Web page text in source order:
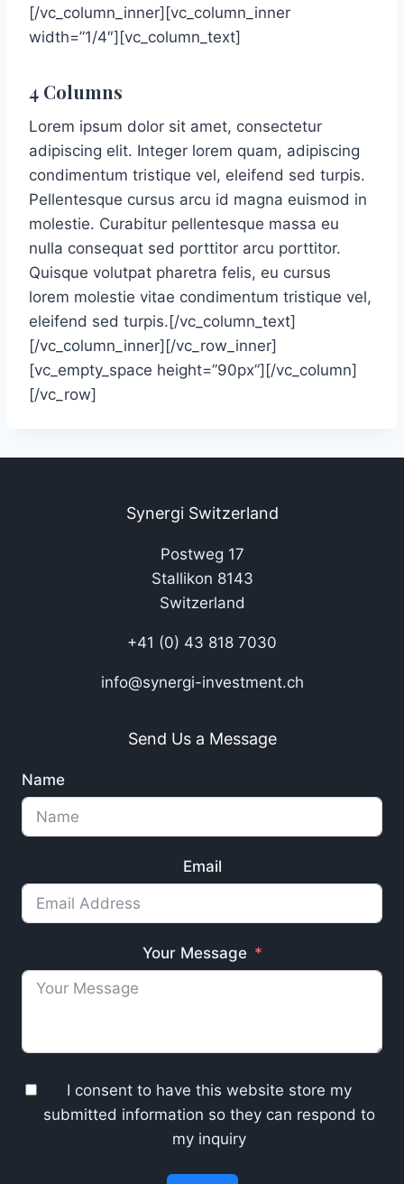
[/vc_column_inner][vc_column_inner
width=”1/4″][vc_column_text]
4 Columns
Lorem ipsum dolor sit amet, consectetur
adipiscing elit. Integer lorem quam, adipiscing
condimentum tristique vel, eleifend sed turpis.
Pellentesque cursus arcu id magna euismod in
molestie. Curabitur pellentesque massa eu
nulla consequat sed porttitor arcu porttitor.
Quisque volutpat pharetra felis, eu cursus
lorem molestie vitae condimentum tristique vel,
eleifend sed turpis.[/vc_column_text]
[/vc_column_inner][/vc_row_inner]
[vc_empty_space height=”90px”][/vc_column]
[/vc_row]
Synergi Switzerland
Postweg 17
Stallikon 8143
Switzerland
+41 (0) 43 818 7030
info@synergi-investment.ch
Send Us a Message
Name
Email
Your Message
I consent to have this website store my
submitted information so they can respond to
my inquiry